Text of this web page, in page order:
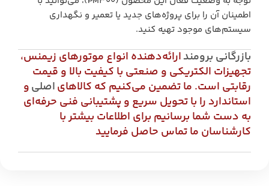
اطمینان آن را برای پروژه‌های جدید یا تعمیر و نگهداری
سیستم‌های موجود تهیه کنید.
بازرگانی برومندارائه‌دهنده انواع موتورهای زیمنس،
تجهیزات الکتریکی و صنعتی با کیفیت بالا و قیمت
رقابتی است. ما تضمین می‌کنیم که کالاهایاصلیو
استاندارد را با تحویل سریع و پشتیبانی فنی حرفه‌ای
به دست شما برسانیم برای اطلاعات بیشتر با
کارشناسان ما تماس حاصل فرمایید